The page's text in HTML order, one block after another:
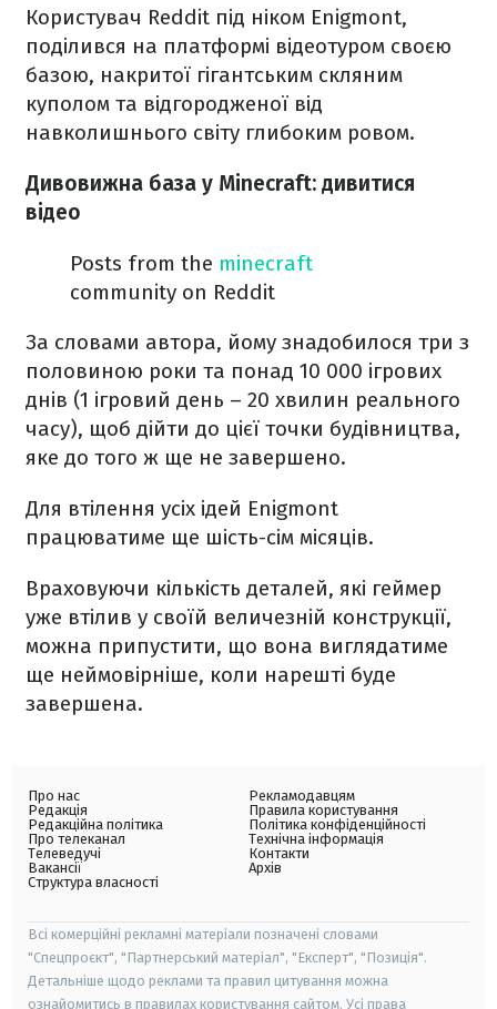
Користувач Reddit під ніком Enigmont,
поділився на платформі відеотуром своєю
базою, накритої гігантським скляним
куполом та відгородженої від
навколишнього світу глибоким ровом.
Дивовижна база у Minecraft: дивитися
відео
Posts from the minecraft
community on Reddit
За словами автора, йому знадобилося три з
половиною роки та понад 10 000 ігрових
днів (1 ігровий день – 20 хвилин реального
часу), щоб дійти до цієї точки будівництва,
яке до того ж ще не завершено.
Для втілення усіх ідей Enigmont
працюватиме ще шість-сім місяців.
Враховуючи кількість деталей, які геймер
уже втілив у своїй величезній конструкції,
можна припустити, що вона виглядатиме
ще неймовірніше, коли нарешті буде
завершена.
Про нас
Редакція
Редакційна політика
Про телеканал
Телеведучі
Вакансії
Структура власності
Рекламодавцям
Правила користування
Політика конфіденційності
Технічна інформація
Контакти
Архів
Всі комерційні рекламні матеріали позначені словами
"Спецпроєкт", "Партнерський матеріал", "Експерт", "Позиція".
Детальніше щодо реклами та правил цитування можна
ознайомитись в правилах користування сайтом. Усі права